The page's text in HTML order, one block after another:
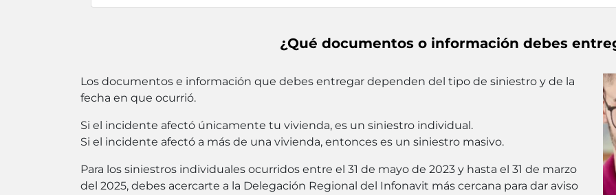
¿Qué documentos o información debes
Los documentos e información que debes entregar dependen del tipo de siniestro y de la
fecha en que ocurrió.
Si el incidente afectó únicamente tu vivienda, es un siniestro individual.
Si el incidente afectó a más de una vivienda, entonces es un siniestro masivo.
Para los siniestros individuales ocurridos entre el 31 de mayo de 2023 y hasta el 31 de marzo
del 2025, debes acercarte a la Delegación Regional del Infonavit más cercana para dar aviso